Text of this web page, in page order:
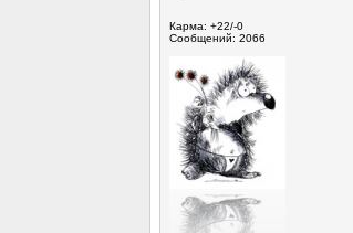
Карма: +22/-0
Сообщений: 2066